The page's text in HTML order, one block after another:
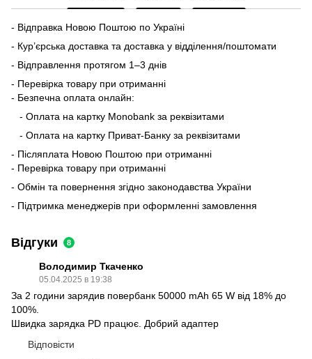
- Відправка Новою Поштою по Україні
- Кур’єрська доставка та доставка у відділення/поштомати
- Відправлення протягом 1–3 днів
- Перевірка товару при отриманні
- Безпечна оплата онлайн:
- Оплата на картку Monobank за реквізитами
- Оплата на картку Приват-Банку за реквізитами
- Післяплата Новою Поштою при отриманні
- Перевірка товару при отриманні
- Обмін та повернення згідно законодавства України
- Підтримка менеджерів при оформленні замовлення
Відгуки 8
Володимир Ткаченко
05.04.2025 в 19:38
За 2 години зарядив повербанк 50000 mAh 65 W від 18% до
100%.
Швидка зарядка PD працює. Добрий адаптер
Відповісти